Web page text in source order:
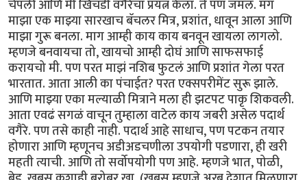
चेपली आणि मी खिचडी वगैरेचा प्रयत्न केला. ते पण जमलं. मग
माझा एक माझ्या सारखाच बॅचलर मित्र, प्रशांत, धावून आला आणि
माझा गुरू बनला. माग आम्ही काय काय बनवून खायला लागलो.
म्हणजे बनवायचा तो, खायचो आम्ही दोघं आणि साफसफाई
करायचो मी. पण परत माझं नशिब फुटलं आणि प्रशांत गेला परत
भारतात. आता आली का पंचाईत? परत एक्सपरीमेंट सुरू झाले.
आणि माझ्या एका मल्याळी मित्राने मला ही झटपट पाकृ शिकवली.
आता एवढं सगळं वाचून तुम्हाला वाटेल काय जबरी असेल पदार्थ
वगैरे. पण तसे काही नाही. पदार्थ आहे साधाच, पण पटकन तयार
होणारा आणि म्हणूनच अडीअडचणीला उपयोगी पडणारा, ही खरी
महती त्याची. आणि तो सर्वोपयोगी पण आहे. म्हणजे भात, पोळी,